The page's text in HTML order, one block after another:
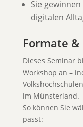
Sie
digitalen
Formate
Dieses Seminar
Workshop an –
im Münsterland.
So können Sie
passt: